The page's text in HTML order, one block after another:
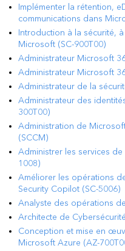
Implémenter la rétention,
communications dans
Introduction à la sécurité,
Microsoft (SC-900T00)
Administrateur Microsoft
Administrateur Microsoft
Administrateur de la
Administrateur des
300T00)
Administration de
(SCCM)
Administrer les services
1008)
Améliorer les opérations
Security Copilot (SC-5006)
Analyste des opérations
Architecte de
Conception et mise en
Microsoft Azure (AZ-